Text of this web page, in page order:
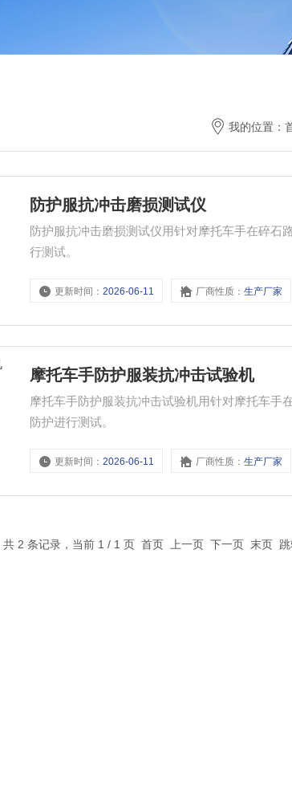
我的位置：
防护服抗冲击磨损测试仪
防护服抗冲击磨损测试仪用针对摩托车手在碎石
行测试。
更新时间：2026-06-11 厂商性质：生产厂家
摩托车手防护服装抗冲击试验机
摩托车手防护服装抗冲击试验机用针对摩托车手
防护进行测试。
更新时间：2026-06-11 厂商性质：生产厂家
共 2 条记录，当前 1 / 1 页 首页 上一页 下一页 末页 跳